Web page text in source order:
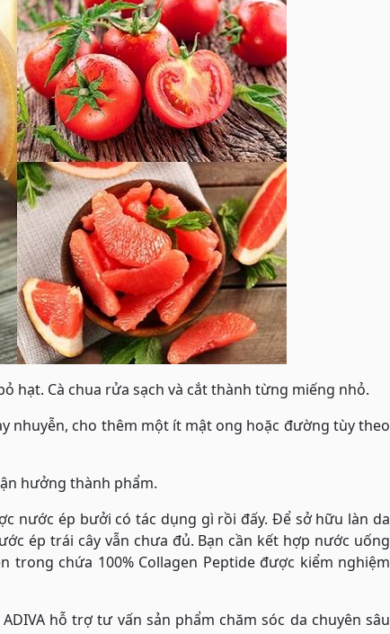
hạt. Cà chua rửa sạch và cắt thành từng miếng nhỏ.
nhuyễn, cho thêm một ít mật ong hoặc đường tùy theo
hưởng thành phẩm.
nước ép bưởi có tác dụng gì rồi đấy. Để sở hữu làn da
ép trái cây vẫn chưa đủ. Bạn cần kết hợp nước uống
trong chứa 100% Collagen Peptide được kiểm nghiệm
hỗ trợ tư vấn sản phẩm chăm sóc da chuyên sâu